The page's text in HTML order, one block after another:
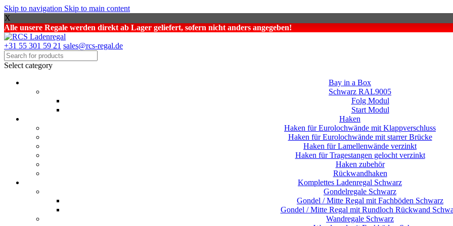
Skip to navigation Skip to main content
X
Alle unsere Regale werden direkt ab Lager geliefert, sofern nicht anders angegeben!
+31 55 301 59 21 sales@rcs-regal.de
Select category
Bay in a Box
Schwarz RAL9005
Folg Modul
Start Modul
Haken
Haken für Eurolochwände mit Klappverschluss
Haken für Eurolochwände mit starrer Brücke
Haken für Lamellenwände verzinkt
Haken für Tragestangen gelocht verzinkt
Haken zubehör
Rückwandhaken
Komplettes Ladenregal Schwarz
Gondelregale Schwarz
Gondel / Mitte Regal mit Fachböden Schwarz
Gondel / Mitte Regal mit Rundloch Rückwand
Wandregale Schwarz